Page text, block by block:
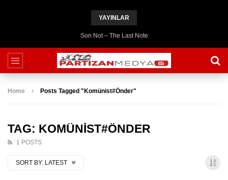
YAYINLAR
Son Not – The Last Note
Home Posts Tagged "Komünist#Önder"
TAG: KOMÜNIST#ÖNDER
1 POSTS
SORT BY: LATEST